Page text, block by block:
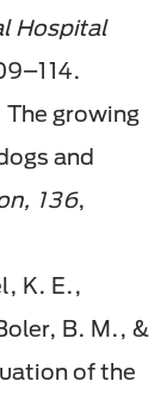
Hospital
growing
and
136,
K. E.,
B. M., &
of the